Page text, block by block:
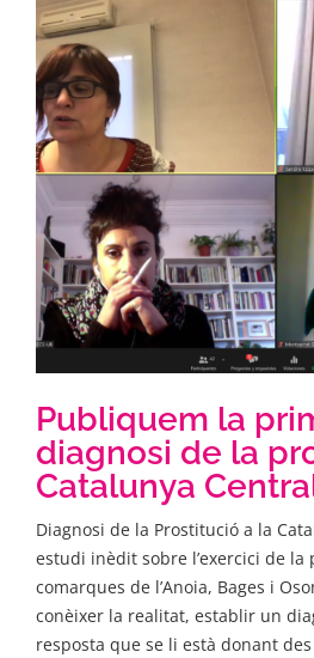
Publiquem la
diagnosi de la
Catalunya
Diagnosi de la Prostitució a la
estudi inèdit sobre l’exercici de la
comarques de l’Anoia, Bages i
conèixer la realitat, establir un
resposta que se li està donant